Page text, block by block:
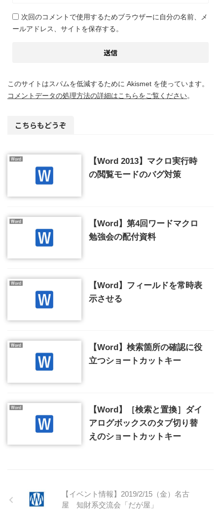
次回のコメントで使用するためブラウザーに自分の名前、メ
ールアドレス、サイトを保存する。
このサイトはスパムを低減するために Akismet を使っています。
コメントデータの処理方法の詳細はこちらをご覧ください。
こちらもどうぞ
【Word 2013】マクロ実行時
の閲覧モードのバグ対策
【Word】第4回ワードマクロ
勉強会の配付資料
【Word】フィールドを常時表
示させる
【Word】検索箇所の確認に役
立つショートカットキー
【Word】［検索と置換］ダイ
アログボックスのタブ切り替
えのショートカットキー
【イベント情報】2019/2/15（金）名古
屋 知財系交流会「だが屋」